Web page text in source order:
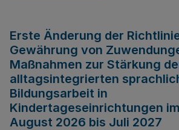
Erste Änderung der
Gewährung von
Maßnahmen zur Stärkung
alltagsintegrierten
Bildungsarbeit in
Kindertageseinrichtungen
August 2026 bis Juli 2027